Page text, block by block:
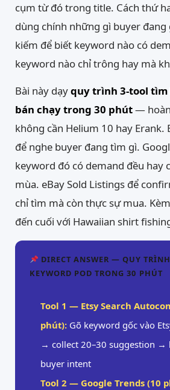
cụm từ đó trong title. Cách thứ
dùng chính những gì buyer
kiếm để biết keyword nào có
keyword nào chỉ trông hay mà
Bài này dạyquy trình 3-tool tìm
bán chạy trong 30 phút—
không cần Helium 10 hay Erank.
để nghe buyer đang tìm gì.
keyword đó có demand đều hay
mùa. eBay Sold Listings để
chỉ tìm mà còn thực sự mua.
đến cuối với Hawaiian shirt
DIRECT ANSWER — QUY
KEYWORD POD TRONG 30 PHÚT
Tool 1 — Etsy Search
phút): Gõ keyword gốc vào
→ collect 20–30 suggestion →
buyer intent
Tool 2 — Google Trends (10